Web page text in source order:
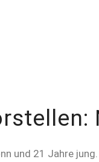
und 21 Jahre